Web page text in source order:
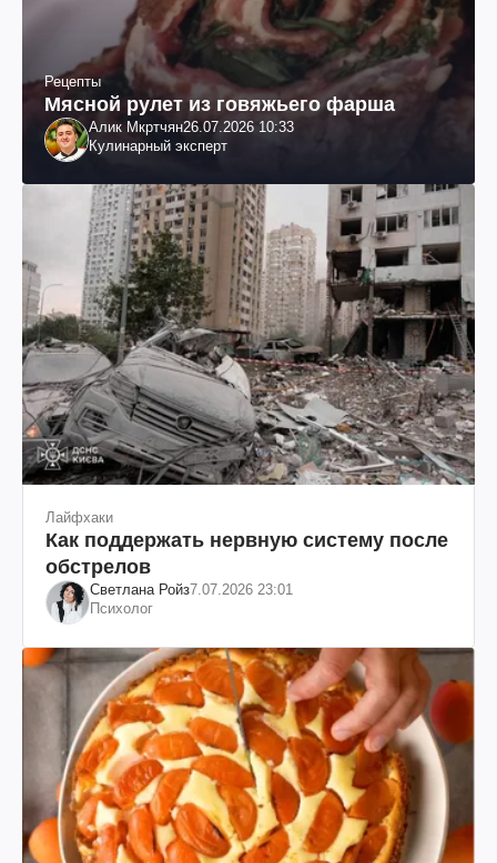
Рецепты
Мясной рулет из говяжьего фарша
Алик Мкртчян26.07.2026 10:33
Кулинарный эксперт
Лайфхаки
Как поддержать нервную систему после
обстрелов
Светлана Ройз7.07.2026 23:01
Психолог